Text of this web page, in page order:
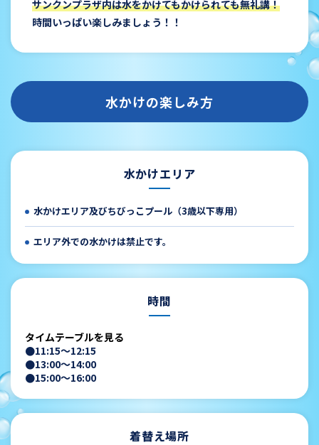
サンクンプラザ内は水をかけてもかけられても無礼講！
時間いっぱい楽しみましょう！！
水かけの楽しみ方
水かけエリア
水かけエリア及びちびっこプール（3歳以下専用）
エリア外での水かけは禁止です。
時間
タイムテーブルを見る
●11:15～12:15
●13:00～14:00
●15:00～16:00
着替え場所